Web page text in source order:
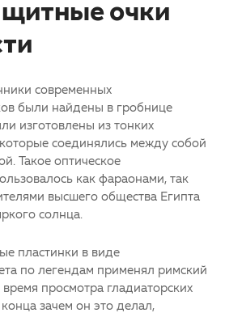
очки
современных
были найдены в гробнице
изготовлены из тонких
соединялись между собой
Такое оптическое
как фараонами, так
высшего общества Египта
солнца.
пластинки в виде
по легендам применял римский
просмотра гладиаторских
зачем он это делал,